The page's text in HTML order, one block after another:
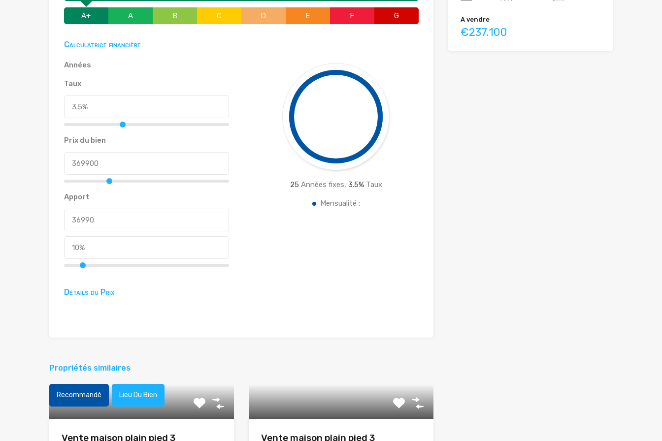
A+ A B C D E F G
Calculatrice financière
Années
Taux
Prix du bien
Apport
25 Années fixes, 3.5%Taux
Mensualité :
Détails du Prix
Propriétés similaires
Recommandé Lieu Du Bien
Vente maison plain pied 3 Vente maison plain pied 3
A vendre
€237.100